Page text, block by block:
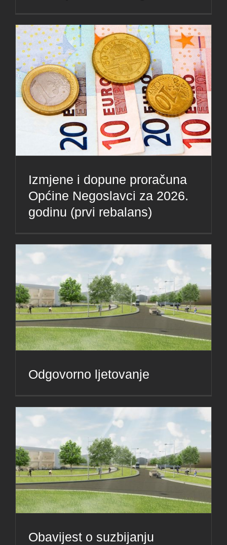
Izmjene i dopune proračuna
Općine Negoslavci za 2026.
godinu (prvi rebalans)
Odgovorno ljetovanje
Obavijest o suzbijanju